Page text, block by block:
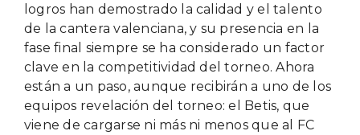
logros han demostrado la calidad y el talento
de la cantera valenciana, y su presencia en la
fase final siempre se ha considerado un factor
clave en la competitividad del torneo. Ahora
están a un paso, aunque recibirán a uno de los
equipos revelación del torneo: el Betis, que
viene de cargarse ni más ni menos que al FC